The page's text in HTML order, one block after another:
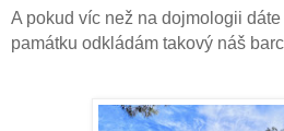
A pokud víc než na dojmologii
památku odkládám takový náš